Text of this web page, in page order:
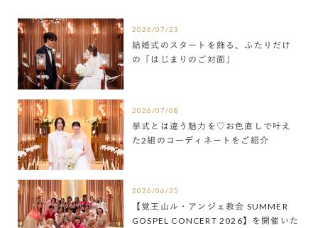
2026/07/23
結婚式のスタートを飾る、ふたりだけ
の「はじまりのご対面」
2026/07/08
挙式とは違う魅力を♡お色直しで叶え
た2組のコーディネートをご紹介
2026/06/25
【覚王山ル・アンジェ教会 SUMMER
GOSPEL CONCERT 2026】を開催いた